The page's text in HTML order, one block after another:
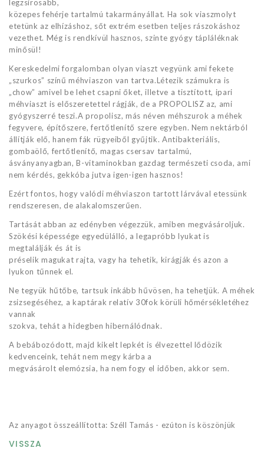
legzsírosabb,
közepes fehérje tartalmú takarmányállat. Ha sok viaszmolyt
etetünk az elhízáshoz, sőt extrém esetben teljes rászokáshoz
vezethet. Még is rendkívül hasznos, szinte gyógy tápláléknak
minősül!
Kereskedelmi forgalomban olyan viaszt vegyünk ami fekete
„szurkos” színű méhviaszon van tartva.Létezik számukra is
„chow” amivel be lehet csapni őket, illetve a tisztított, ipari
méhviaszt is előszeretettel rágják, de a PROPOLISZ az, ami
gyógyszerré teszi.A propolisz, más néven méhszurok a méhek
fegyvere, építőszere, fertőtlenítő szere egyben. Nem nektárból
állítják elő, hanem fák rügyeiből gyűjtik. Antibakteriális,
gombaölő, fertőtlenítő, magas csersav tartalmú,
ásványanyagban, B-vitaminokban gazdag természeti csoda, ami
nem kérdés, gekkóba jutva igen-igen hasznos!
Ezért fontos, hogy valódi méhviaszon tartott lárvával etessünk
rendszeresen, de alakalomszerűen.
Tartását abban az edényben végezzük, amiben megvásároljuk.
Szökési képessége egyedülálló, a legapróbb lyukat is
megtalálják és át is
préselik magukat rajta, vagy ha tehetik, kirágják és azon a
lyukon tűnnek el.
Ne tegyük hűtőbe, tartsuk inkább hűvösen, ha tehetjük. A méhek
zsizsegéséhez, a kaptárak relatív 30fok körüli hőmérsékletéhez
vannak
szokva, tehát a hidegben hibernálódnak.
A bebábozódott, majd kikelt lepkét is élvezettel lődözik
kedvenceink, tehát nem megy kárba a
megvásárolt elemózsia, ha nem fogy el időben, akkor sem.
Az anyagot összeállította: Széll Tamás - ezúton is köszönjük
VISSZA